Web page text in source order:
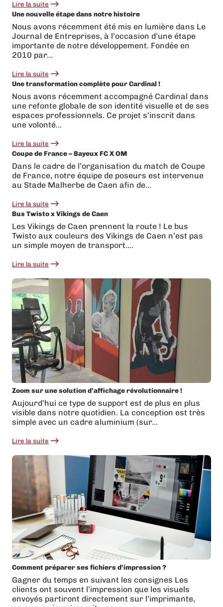
montée
historique
par
toute
une
ville
Lire la suite
:
Partenaire
de
l’exposition
Elizabeth
II,
à
l’Abbaye-
Hommes.
Une nouvelle étape dans notre histoire
Nous avons récemment été mis en lumière dans Le
Journal de Entreprises, à l’occasion d’une étape
importante de notre développement. Fondée en
2010 par…
Lire la suite
:
Une
nouvelle
étape
dans
notre
histoire
Une transformation complète pour Cardinal !
Nous avons récemment accompagné Cardinal dans
une refonte globale de son identité visuelle et de ses
espaces professionnels. Ce projet s’inscrit dans
une volonté…
Lire la suite
:
Une
transformation
complète
pour
Cardinal
Coupe de France – Bayeux FC X OM
Dans le cadre de l’organisation du match de Coupe
de France, notre équipe de poseurs est intervenue
au Stade Malherbe de Caen afin de…
Lire la suite
:
Coupe
de
France
–
Bayeux
OM
Bus Twisto x Vikings de Caen
Les Vikings de Caen prennent la route ! Le bus
Twisto aux couleurs des Vikings de Caen n’est pas
un simple moyen de transport.…
Lire la suite
:
Twisto
x
Vikings
de
Caen
Zoom sur une solution d’affichage révolutionnaire !
Aujourd’hui ce type de support est de plus en plus
visible dans notre quotidien. La conception est très
simple avec un cadre aluminium (sur…
Lire la suite
:
sur
solution
d’affichage
révolutionnaire
!
Comment préparer ses fichiers d’impression ?
Gagner du temps en suivant les consignes Les
clients ont souvent l’impression que les visuels
envoyés partiront directement sur l’imprimante,